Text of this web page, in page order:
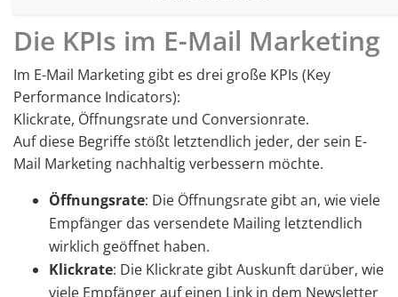
Die KPIs im E-Mail Marketing
Im E-Mail Marketing gibt es drei große KPIs (Key
Performance Indicators):
Klickrate, Öffnungsrate und Conversionrate.
Auf diese Begriffe stößt letztendlich jeder, der sein E-
Mail Marketing nachhaltig verbessern möchte.
Öffnungsrate:​ Die Öffnungsrate gibt an, wie viele
Empfänger das versendete Mailing letztendlich
wirklich geöffnet haben.
Klickrate:​ Die Klickrate gibt Auskunft darüber, wie
viele Empfänger auf einen Link in dem Newsletter